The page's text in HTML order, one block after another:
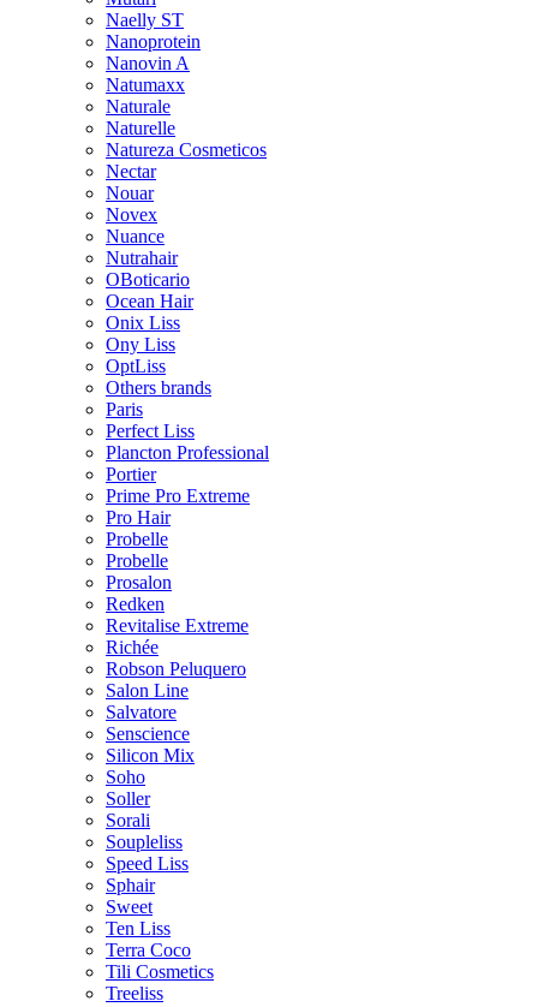
Naelly ST
Nanoprotein
Nanovin A
Natumaxx
Naturale
Naturelle
Natureza Cosmeticos
Nectar
Nouar
Novex
Nuance
Nutrahair
OBoticario
Ocean Hair
Onix Liss
Ony Liss
OptLiss
Others brands
Paris
Perfect Liss
Plancton Professional
Portier
Prime Pro Extreme
Pro Hair
Probelle
Probelle
Prosalon
Redken
Revitalise Extreme
Richée
Robson Peluquero
Salon Line
Salvatore
Senscience
Silicon Mix
Soho
Soller
Sorali
Soupleliss
Speed Liss
Sphair
Sweet
Ten Liss
Terra Coco
Tili Cosmetics
Treeliss